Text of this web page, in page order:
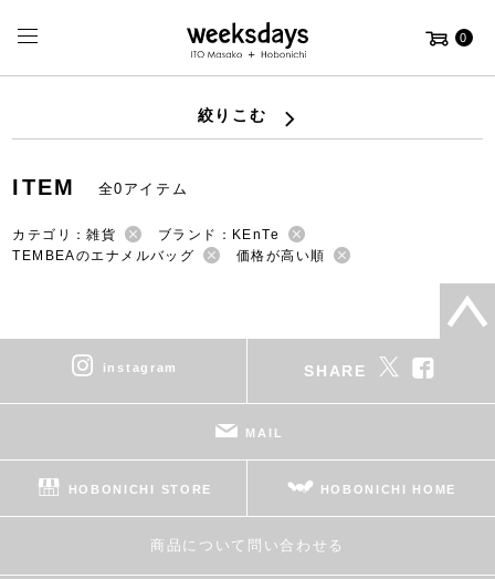
0
絞りこむ
ITEM 全0アイテム
カテゴリ：雑貨
ブランド：KEnTe
TEMBEAのエナメルバッグ
価格が高い順
instagram SHARE
MAIL
HOBONICHI STORE HOBONICHI HOME
商品について問い合わせる